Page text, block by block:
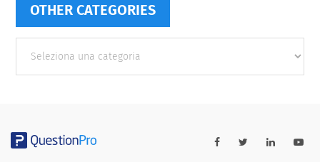
OTHER CATEGORIES
categories